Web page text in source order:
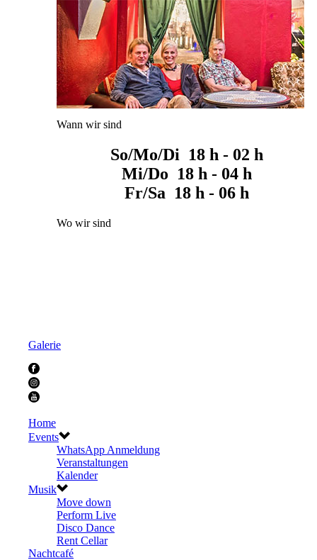
Wann wir sind
So/Mo/Di 18 h - 02 h
Mi/Do 18 h - 04 h
Fr/Sa 18 h - 06 h
Wo wir sind
Galerie
Home
Events
WhatsApp Anmeldung
Veranstaltungen
Kalender
Musik
Move down
Perform Live
Disco Dance
Rent Cellar
Nachtcafé